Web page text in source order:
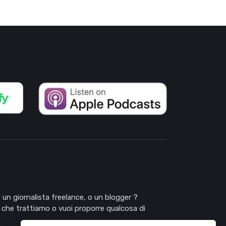
giornalista freelance, o un blogger ?
trattiamo o vuoi proporre qualcosa di